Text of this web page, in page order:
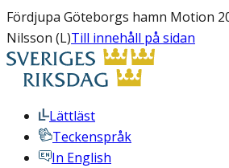
Fördjupa Göteborgs hamn Motion
Nilsson (L)Till innehåll på sidan
Lättläst
Teckenspråk
In English